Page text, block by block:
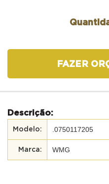
FAZER
Descrição:
.0750117205
WMG